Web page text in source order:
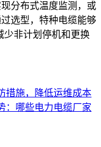
分布式温度监测，或
选型，特种电缆能够
少非计划停机和更换
措施，降低运维成本
：哪些电力电缆厂家